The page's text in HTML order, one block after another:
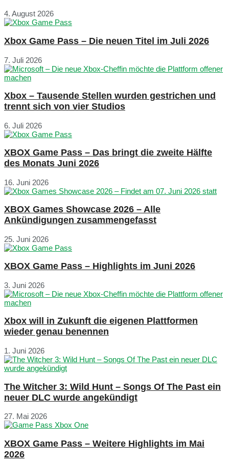
4. August 2026
Xbox Game Pass – Die neuen Titel im Juli 2026
7. Juli 2026
Xbox – Tausende Stellen wurden gestrichen und
trennt sich von vier Studios
6. Juli 2026
XBOX Game Pass – Das bringt die zweite Hälfte
des Monats Juni 2026
16. Juni 2026
XBOX Games Showcase 2026 – Alle
Ankündigungen zusammengefasst
25. Juni 2026
XBOX Game Pass – Highlights im Juni 2026
3. Juni 2026
Xbox will in Zukunft die eigenen Plattformen
wieder genau benennen
1. Juni 2026
The Witcher 3: Wild Hunt – Songs Of The Past ein
neuer DLC wurde angekündigt
27. Mai 2026
XBOX Game Pass – Weitere Highlights im Mai
2026